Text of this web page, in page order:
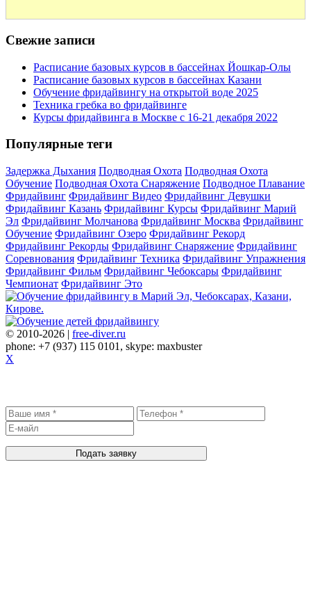
Свежие записи
Расписание базовых курсов в бассейнах Йошкар-Олы
Расписание базовых курсов в бассейнах Казани
Обучение фридайвингу на открытой воде 2025
Техника гребка во фридайвинге
Курсы фридайвинга в Москве с 16-21 декабря 2022
Популярные теги
Задержка Дыхания Подводная Охота Подводная Охота
Обучение Подводная Охота Снаряжение Подводное Плавание
Фридайвинг Фридайвинг Видео Фридайвинг Девушки
Фридайвинг Казань Фридайвинг Курсы Фридайвинг Марий
Эл Фридайвинг Молчанова Фридайвинг Москва Фридайвинг
Обучение Фридайвинг Озеро Фридайвинг Рекорд
Фридайвинг Рекорды Фридайвинг Снаряжение Фридайвинг
Соревнования Фридайвинг Техника Фридайвинг Упражнения
Фридайвинг Фильм Фридайвинг Чебоксары Фридайвинг
Чемпионат Фридайвинг Это
© 2010-2026 | free-diver.ru
phone: +7 (937) 115 0101, skype: maxbuster
X